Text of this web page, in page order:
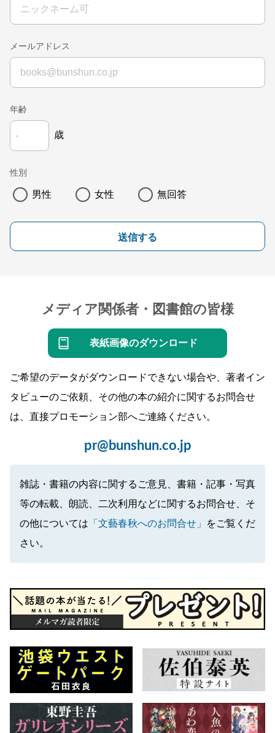
メールアドレス
年齢
歳
性別
男性 女性 無回答
送信する
メディア関係者・図書館の皆様
表紙画像のダウンロード
ご希望のデータがダウンロードできない場合や、著者イン
タビューのご依頼、その他の本の紹介に関するお問合せ
は、直接プロモーション部へご連絡ください。
pr@bunshun.co.jp
雑誌・書籍の内容に関するご意見、書籍・記事・写真
等の転載、朗読、二次利用などに関するお問合せ、そ
の他については 「文藝春秋へのお問合せ」
をご覧くだ
さい。